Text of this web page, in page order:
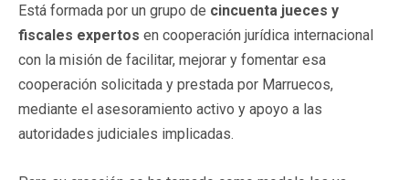
Está formada por un grupo de cincuenta jueces y
fiscales expertos en cooperación jurídica internacional
con la misión de facilitar, mejorar y fomentar esa
cooperación solicitada y prestada por Marruecos,
mediante el asesoramiento activo y apoyo a las
autoridades judiciales implicadas.